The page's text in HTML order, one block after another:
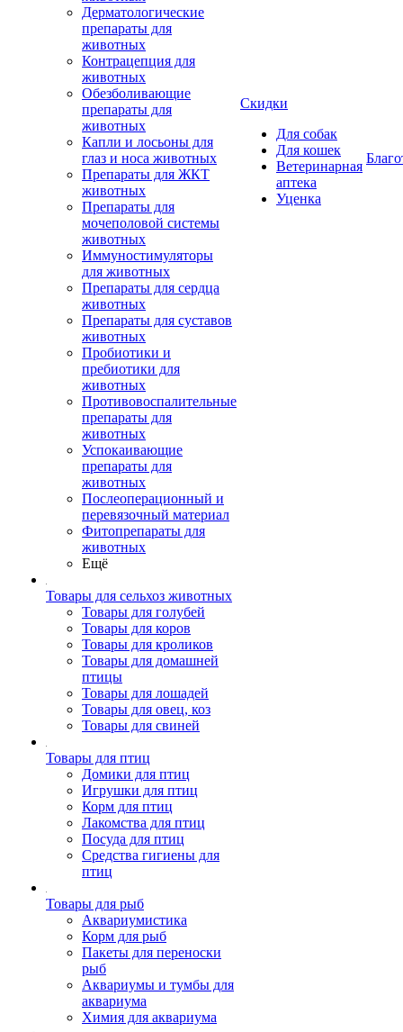
Дерматологические
препараты для
животных
Контрацепция для
животных
Обезболивающие
препараты для
животных
Капли и лосьоны для
глаз и носа животных
Препараты для ЖКТ
животных
Препараты для
мочеполовой системы
животных
Иммуностимуляторы
для животных
Препараты для сердца
животных
Препараты для суставов
животных
Пробиотики и
пребиотики для
животных
Противовоспалительные
препараты для
животных
Успокаивающие
препараты для
животных
Послеоперационный и
перевязочный материал
Фитопрепараты для
животных
Ещё
Товары для сельхоз животных
Товары для голубей
Товары для коров
Товары для кроликов
Товары для домашней
птицы
Товары для лошадей
Товары для овец, коз
Товары для свиней
Товары для птиц
Домики для птиц
Игрушки для птиц
Корм для птиц
Лакомства для птиц
Посуда для птиц
Средства гигиены для
птиц
Товары для рыб
Аквариумистика
Корм для рыб
Пакеты для переноски
рыб
Аквариумы и тумбы для
аквариума
Химия для аквариума
Скидки
Для собак
Для кошек
Ветеринарная
аптека
Уценка